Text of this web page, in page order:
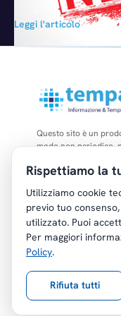
per l'auto sia del 4,3%
comunque ben 148
Leggi l'articolo
Questo sito è un
modo non periodico,
obblighi di
Rispettiamo la
Utilizziamo cookie
previo tuo
utilizzato. Puoi
Per maggiori
Policy.
Rifiuta tutti